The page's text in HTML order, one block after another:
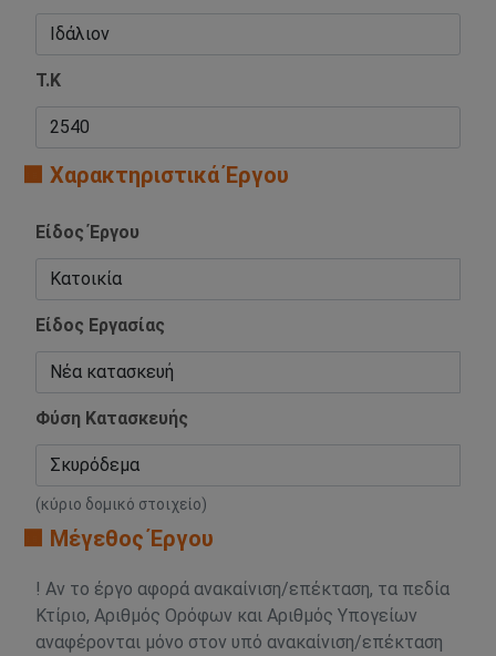
Τ.Κ
🟧 Χαρακτηριστικά Έργου
Είδος Έργου
Είδος Εργασίας
Φύση Κατασκευής
(κύριο δομικό στοιχείο)
🟧 Μέγεθος Έργου
! Αν το έργο αφορά ανακαίνιση/επέκταση, τα πεδία
Κτίριο, Αριθμός Ορόφων και Αριθμός Υπογείων
αναφέρονται μόνο στον υπό ανακαίνιση/επέκταση